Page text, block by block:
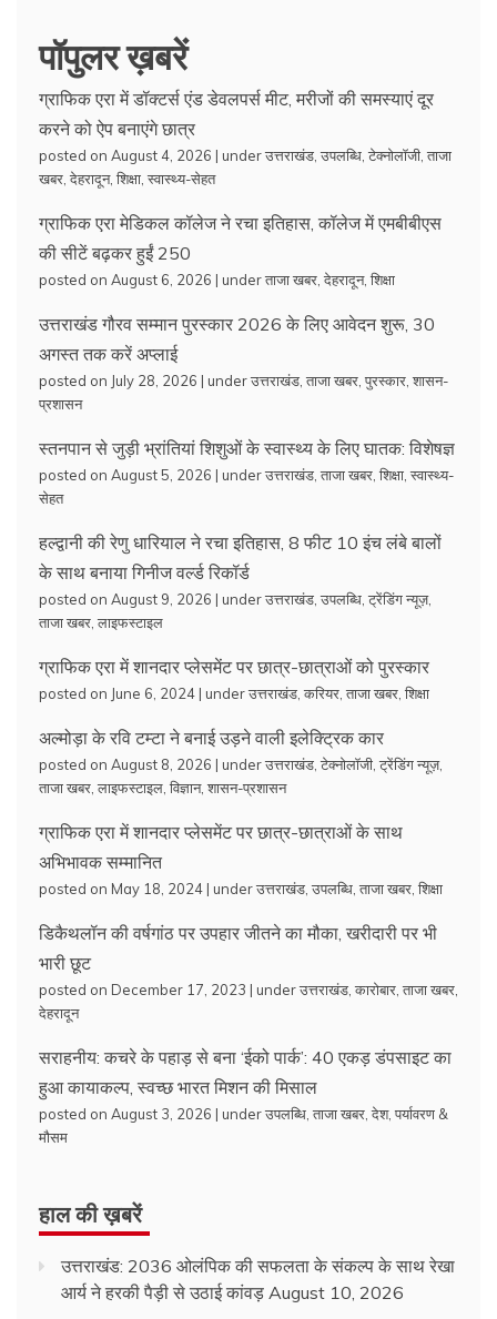
पॉपुलर ख़बरें
ग्राफिक एरा में डॉक्टर्स एंड डेवलपर्स मीट, मरीजों की समस्याएं दूर
करने को ऐप बनाएंगे छात्र
posted on August 4, 2026 | underउत्तराखंड उपलब्धि टेक्नोलॉजी ताजा
खबर देहरादून, शिक्षा स्वास्थ्य-सेहत
ग्राफिक एरा मेडिकल कॉलेज ने रचा इतिहास, कॉलेज में एमबीबीएस
की सीटें बढ़कर हुईं 250
posted on August 6, 2026 | underताजा खबर देहरादून, शिक्षा
उत्तराखंड गौरव सम्मान पुरस्कार 2026 के लिए आवेदन शुरू, 30
अगस्त तक करें अप्लाई
posted on July 28, 2026 | underउत्तराखंड ताजा खबर पुरस्कार शासन-
प्रशासन
स्तनपान से जुड़ी भ्रांतियां शिशुओं के स्वास्थ्य के लिए घातक: विशेषज्ञ
posted on August 5, 2026 | underउत्तराखंड ताजा खबर शिक्षा स्वास्थ्य-
सेहत
हल्द्वानी की रेणु धारियाल ने रचा इतिहास, 8 फीट 10 इंच लंबे बालों
के साथ बनाया गिनीज वर्ल्ड रिकॉर्ड
posted on August 9, 2026 | underउत्तराखंड उपलब्धि ट्रेंडिंग न्यूज़,
ताजा खबर लाइफस्टाइल
ग्राफिक एरा में शानदार प्लेसमेंट पर छात्र-छात्राओं को पुरस्कार
posted on June 6, 2024 | underउत्तराखंड करियर ताजा खबर शिक्षा
अल्मोड़ा के रवि टम्टा ने बनाई उड़ने वाली इलेक्ट्रिक कार
posted on August 8, 2026 | underउत्तराखंड टेक्नोलॉजी ट्रेंडिंग न्यूज़,
ताजा खबर लाइफस्टाइल विज्ञान, शासन-प्रशासन
ग्राफिक एरा में शानदार प्लेसमेंट पर छात्र-छात्राओं के साथ
अभिभावक सम्मानित
posted on May 18, 2024 | underउत्तराखंड उपलब्धि ताजा खबर शिक्षा
डिकैथलॉन की वर्षगांठ पर उपहार जीतने का मौका, खरीदारी पर भी
भारी छूट
posted on December 17, 2023 | underउत्तराखंड कारोबार ताजा खबर
देहरादून
सराहनीय: कचरे के पहाड़ से बना ‘ईको पार्क’: 40 एकड़ डंपसाइट का
हुआ कायाकल्प, स्वच्छ भारत मिशन की मिसाल
posted on August 3, 2026 | underउपलब्धि ताजा खबर देश, पर्यावरण &
मौसम
हाल की ख़बरें
उत्तराखंड: 2036 ओलंपिक की सफलता के संकल्प के साथ रेखा
आर्य ने हरकी पैड़ी से उठाई कांवड़ August 10, 2026